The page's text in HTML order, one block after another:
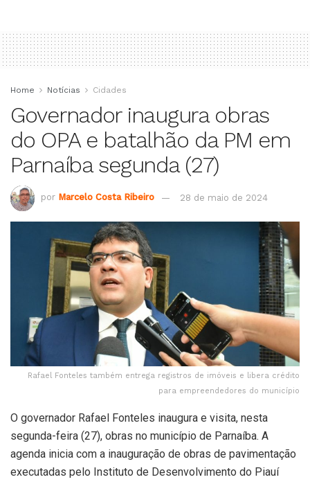
Home Notícias Cidades
Governador inaugura obras
do OPA e batalhão da PM em
Parnaíba segunda (27)
por Marcelo Costa Ribeiro 28 de maio de 2024
Rafael Fonteles também entrega registros de imóveis e libera crédito
para empreendedores do município
O governador Rafael Fonteles inaugura e visita, nesta
segunda-feira (27), obras no município de Parnaíba. A
agenda inicia com a inauguração de obras de pavimentação
executadas pelo Instituto de Desenvolvimento do Piauí